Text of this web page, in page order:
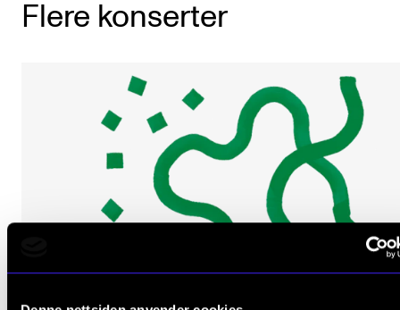
Flere konserter